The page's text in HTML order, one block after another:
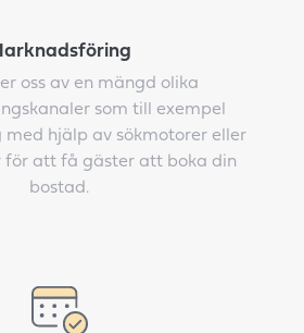
oss av en mängd olika
som till exempel
hjälp av sökmotorer eller
för att få gäster att boka din
bostad.